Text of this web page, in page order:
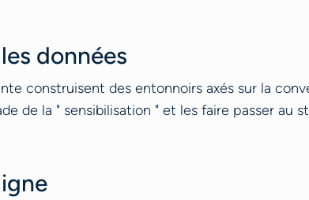
données
construisent des entonnoirs axés sur la
de la " sensibilisation " et les faire passer au